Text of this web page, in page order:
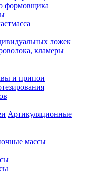
формовщика
ложек
кламеры
и припои
Артикуляционные
массы